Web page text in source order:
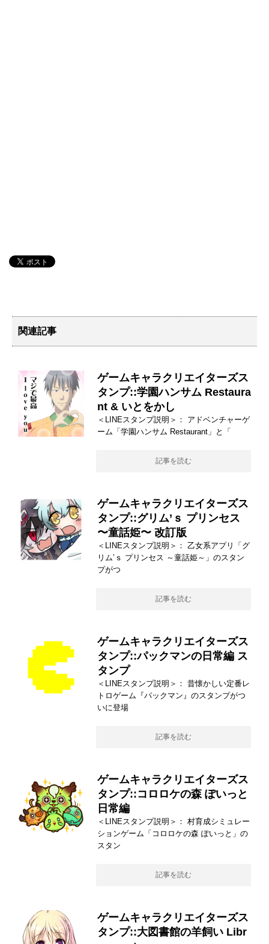
関連記事
ゲームキャラクリエイターズス
タンプ::学園ハンサム Restaura
nt & いとをかし
＜LINEスタンプ説明＞： アドベンチャーゲ
ーム「学園ハンサム Restaurant」と「
記事を読む
ゲームキャラクリエイターズス
タンプ::グリム’ｓ プリンセス
〜童話姫〜 改訂版
＜LINEスタンプ説明＞： 乙女系アプリ「グ
リム’ｓ プリンセス ～童話姫～」のスタン
プがつ
記事を読む
ゲームキャラクリエイターズス
タンプ::パックマンの日常編 ス
タンプ
＜LINEスタンプ説明＞： 昔懐かしい定番レ
トロゲーム『パックマン』のスタンプがつ
いに登場
記事を読む
ゲームキャラクリエイターズス
タンプ::コロロケの森 ぽいっと
日常編
＜LINEスタンプ説明＞： 村育成シミュレー
ションゲーム「コロロケの森 ぽいっと」の
スタン
記事を読む
ゲームキャラクリエイターズス
タンプ::大図書館の羊飼い Libr